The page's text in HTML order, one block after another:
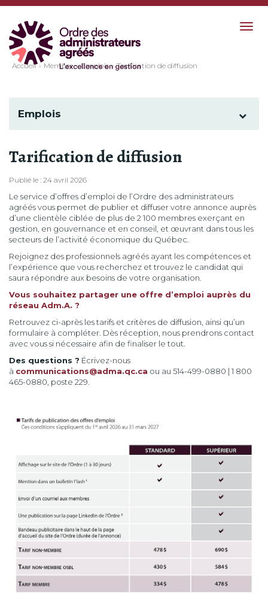
Accueil Membre Emplois Tarification de diffusion
Emplois
Tarification de diffusion
Publié le : 24 avril 2026
Le service d’offres d’emploi de l’Ordre des administrateurs
agréés vous permet de publier et diffuser votre annonce auprès
d’une clientèle ciblée de plus de 2 100 membres exerçant en
gestion, en gouvernance et en conseil, et œuvrant dans tous les
secteurs de l’activité économique du Québec.
Rejoignez des professionnels agréés ayant les compétences et
l’expérience que vous recherchez et trouvez le candidat qui
saura répondre aux besoins de votre organisation.
Vous souhaitez partager une offre d’emploi auprès du
réseau Adm.A. ?
Retrouvez ci-après les tarifs et critères de diffusion, ainsi qu’un
formulaire à compléter. Dès réception, nous prendrons contact
avec vous si nécessaire afin de finaliser le tout.
Des questions ? Écrivez-nous
à communications@adma.qc.ca ou au 514-499-0880 | 1 800
465-0880, poste 229.